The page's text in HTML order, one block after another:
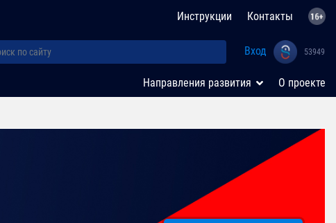
Инструкции Контакты
Вход 53949
Направления развития О проекте